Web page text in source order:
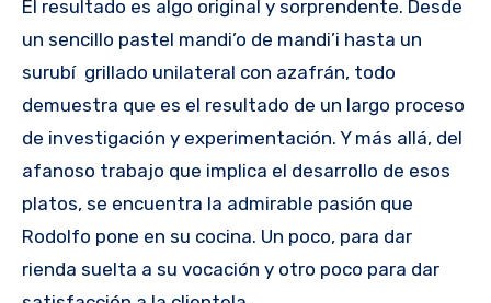
El resultado es algo original y sorprendente. Desde
un sencillo pastel mandi’o de mandi’i hasta un
surubí grillado unilateral con azafrán, todo
demuestra que es el resultado de un largo proceso
de investigación y experimentación. Y más allá, del
afanoso trabajo que implica el desarrollo de esos
platos, se encuentra la admirable pasión que
Rodolfo pone en su cocina. Un poco, para dar
rienda suelta a su vocación y otro poco para dar